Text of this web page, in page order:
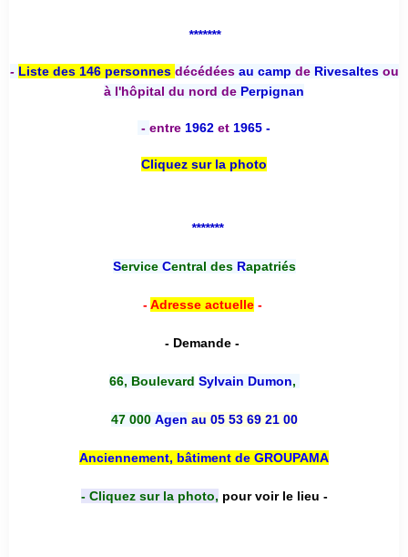
*******
- Liste des 146 personnes décédées au camp deRivesaltesou
à l'hôpital du nord de Perpignan
- entre 1962 et 1965 -
Cliquez sur la photo
*******
Service Central desRapatriés
-Adresse actuelle-
- Demande -
66, Boulevard Sylvain Dumon,
47 000 Agen au 05 53 69 21 00
Anciennement, bâtiment de GROUPAMA
- Cliquez sur la photo, pour voir le lieu -